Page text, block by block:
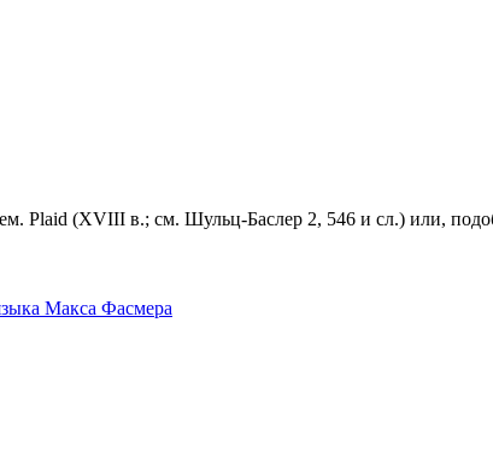
Рlаid (XVIII в.; см. Шульц-Баслер 2, 546 и сл.) или,
Макса Фасмера